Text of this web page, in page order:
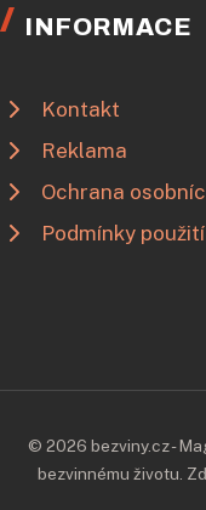
INFORMACE
Kontakt
Reklama
Ochrana
Podmínky použití
© 2026 bezviny.cz -
bezvinnému životu.